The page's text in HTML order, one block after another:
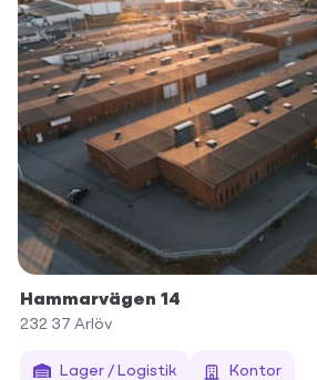
Hammarvägen 14
232 37 Arlöv
Lager / Logistik Kontor